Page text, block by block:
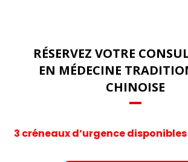
RÉSERVEZ VOTRE
EN MÉDECINE
CHINOISE
3 créneaux d’urgence